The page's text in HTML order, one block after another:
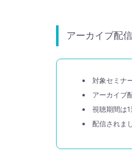
アーカイブ配
対象セミナ
アーカイブ
視聴期間は
配信されま